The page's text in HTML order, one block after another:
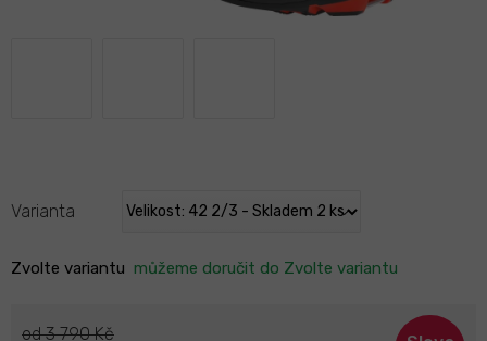
Zvolte variantu můžeme doručit do Zvolte variantu
Varianta
od 3 790 Kč